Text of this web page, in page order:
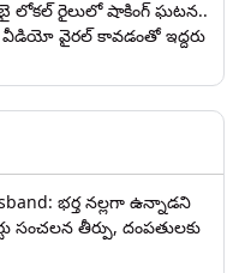
లోకల్ రైలులో షాకింగ్ ఘటన..
వీడియో వైరల్ కావడంతో ఇద్దరు
భర్త న‌ల్ల‌గా ఉన్నాడ‌ని
సంచలన తీర్పు, దంపతులకు